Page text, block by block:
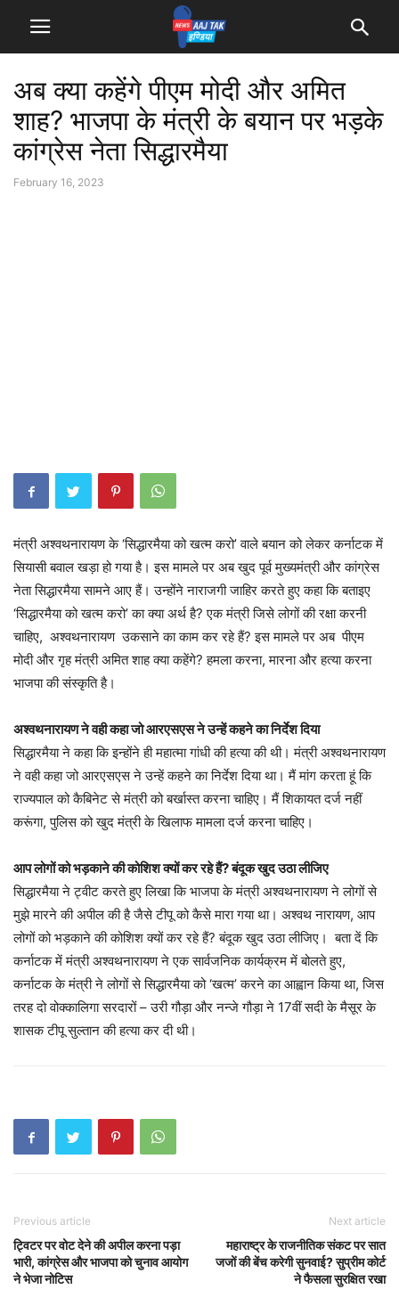
अब क्या कहेंगे पीएम मोदी और अमित
शाह? भाजपा के मंत्री के बयान पर भड़के
कांग्रेस नेता सिद्धारमैया
February 16, 2023
मंत्री अश्वथनारायण के ‘सिद्धारमैया को खत्म करो’ वाले बयान को लेकर कर्नाटक में
सियासी बवाल खड़ा हो गया है। इस मामले पर अब खुद पूर्व मुख्यमंत्री और कांग्रेस
नेता सिद्धारमैया सामने आए हैं। उन्होंने नाराजगी जाहिर करते हुए कहा कि बताइए
‘सिद्धारमैया को खत्म करो’ का क्या अर्थ है? एक मंत्री जिसे लोगों की रक्षा करनी
चाहिए, अश्वथनारायण उकसाने का काम कर रहे हैं? इस मामले पर अब पीएम
मोदी और गृह मंत्री अमित शाह क्या कहेंगे? हमला करना, मारना और हत्या करना
भाजपा की संस्कृति है।
अश्वथनारायण ने वही कहा जो आरएसएस ने उन्हें कहने का निर्देश दिया
सिद्धारमैया ने कहा कि इन्होंने ही महात्मा गांधी की हत्या की थी। मंत्री अश्वथनारायण
ने वही कहा जो आरएसएस ने उन्हें कहने का निर्देश दिया था। मैं मांग करता हूं कि
राज्यपाल को कैबिनेट से मंत्री को बर्खास्त करना चाहिए। मैं शिकायत दर्ज नहीं
करूंगा, पुलिस को खुद मंत्री के खिलाफ मामला दर्ज करना चाहिए।
आप लोगों को भड़काने की कोशिश क्यों कर रहे हैं? बंदूक खुद उठा लीजिए
सिद्धारमैया ने ट्वीट करते हुए लिखा कि भाजपा के मंत्री अश्वथनारायण ने लोगों से
मुझे मारने की अपील की है जैसे टीपू को कैसे मारा गया था। अश्वथ नारायण, आप
लोगों को भड़काने की कोशिश क्यों कर रहे हैं? बंदूक खुद उठा लीजिए। बता दें कि
कर्नाटक में मंत्री अश्वथनारायण ने एक सार्वजनिक कार्यक्रम में बोलते हुए,
कर्नाटक के मंत्री ने लोगों से सिद्धारमैया को ‘खत्म’ करने का आह्वान किया था, जिस
तरह दो वोक्कालिगा सरदारों – उरी गौड़ा और नन्जे गौड़ा ने 17वीं सदी के मैसूर के
शासक टीपू सुल्तान की हत्या कर दी थी।
Previous article
ट्विटर पर वोट देने की अपील करना पड़ा
भारी, कांग्रेस और भाजपा को चुनाव आयोग
ने भेजा नोटिस
Next article
महाराष्ट्र के राजनीतिक संकट पर सात
जजों की बेंच करेगी सुनवाई? सुप्रीम कोर्ट
ने फैसला सुरक्षित रखा